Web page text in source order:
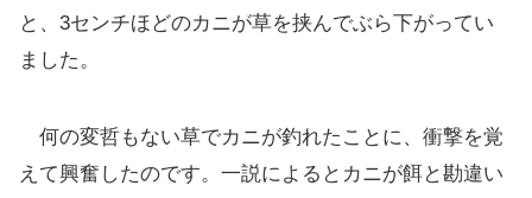
と、3センチほどのカニが草を挟んでぶら下がってい
ました。
何の変哲もない草でカニが釣れたことに、衝撃を覚
えて興奮したのです。一説によるとカニが餌と勘違い